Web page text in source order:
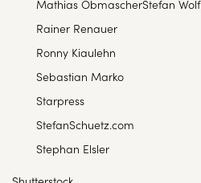
Mathias ObmascherStefan Wolf
Rainer Renauer
Ronny Kiaulehn
Sebastian Marko
Starpress
StefanSchuetz.com
Stephan Elsler